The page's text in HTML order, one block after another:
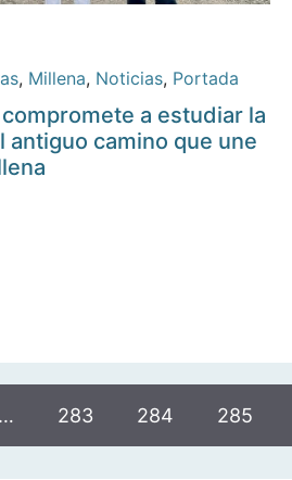
, Millena, Noticias, Portada
a estudiar la
antiguo camino que une
… 283 284 285